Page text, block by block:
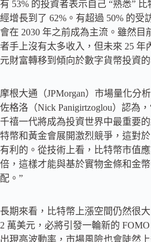
有 53% 的投資者表示自己 “熟悉”
經增長到了 62%。有超過 50% 的受
會在 2030 年之前成為主流。雖然目
者手上沒有太多收入，但未來 25 年
元財富轉移到傾向於數字貨幣投資
摩根大通（JPMorgan）市場量化分
佐格洛（Nick Panigirtzoglou）認為
千禧一代將成為投資世界中最重要
特幣和黃金會展開激烈競爭，這對
有利的。從技術上看，比特幣市值
倍，這樣才能與基於實物金條和金
配。”
長期來看，比特幣上漲空間仍然很
2 萬美元，必將引發一輪新的
出現高波動率，市場風險也會陡然